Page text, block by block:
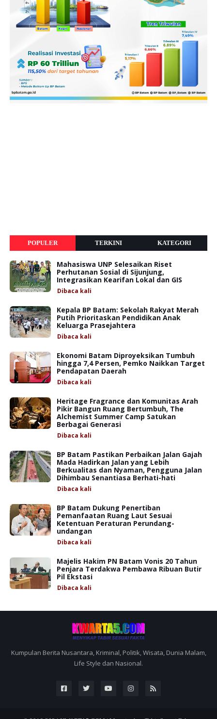
POPULER TERKINI KATEGORI
Mahasiswa UNP Selesaikan Riset
Perhutanan Sosial di Sijunjung,
Integrasikan Kearifan Lokal dan GIS
Dibaca kali
Kepala BP Batam: Sekolah Rakyat Merah
Putih Prioritaskan Pendidikan Anak
Keluarga Prasejahtera
Dibaca kali
Ekonomi Batam Diproyeksikan Tumbuh
hingga 7,4 Persen, Pemko Naikkan Target
Pendapatan Daerah
Dibaca kali
Heritage Fragrance dan Komunitas Arah
Pikir Bangun Ruang Bertumbuh, The
Alchemist Summer Camp Satukan
Berbagai Generasi
Dibaca kali
BP Batam Pastikan Perbaikan Jalan Gajah
Mada Hadirkan Jalan yang Lebih
Berkualitas dan Nyaman, Pengguna Jalan
Dihimbau Senantiasa Berhati-hati
Dibaca kali
BP Batam Dukung Penertiban
Pemanfaatan Ruang Laut Sesuai
Ketentuan Peraturan Perundang-
undangan
Dibaca kali
Majelis Hakim PN Batam Vonis 20 Tahun
Penjara Terdakwa Pembawa Ribuan Butir
Pil Ekstasi
Dibaca kali
Kumpulan Berita Nusantara, Kriminal, Politik, Wisata, Dunia Malam,
Life Style dan Nasional.